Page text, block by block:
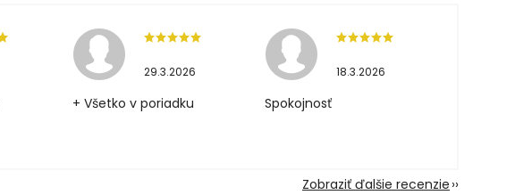
29.3.2026
+ Všetko v poriadku
18.3.2026
Spokojnosť
Zobraziť ďalšie recenzie